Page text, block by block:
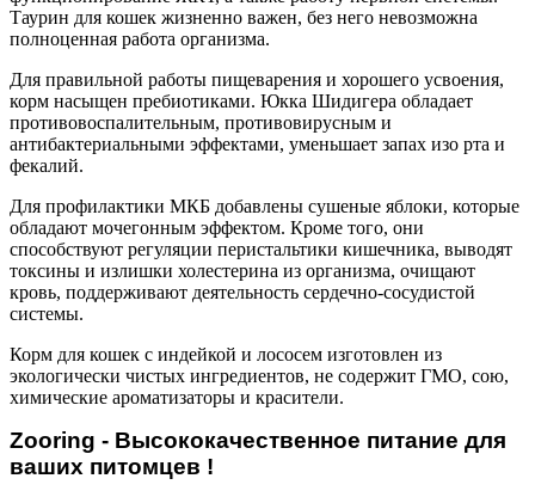
Таурин для кошек жизненно важен, без него невозможна
полноценная работа организма.
Для правильной работы пищеварения и хорошего усвоения,
корм насыщен пребиотиками. Юкка Шидигера обладает
противовоспалительным, противовирусным и
антибактериальными эффектами, уменьшает запах изо рта и
фекалий.
Для профилактики МКБ добавлены сушеные яблоки, которые
обладают мочегонным эффектом. Кроме того, они
способствуют регуляции перистальтики кишечника, выводят
токсины и излишки холестерина из организма, очищают
кровь, поддерживают деятельность сердечно-сосудистой
системы.
Корм для кошек с индейкой и лососем изготовлен из
экологически чистых ингредиентов, не содержит ГМО, сою,
химические ароматизаторы и красители.
Zooring - Высококачественное питание для
ваших питомцев !